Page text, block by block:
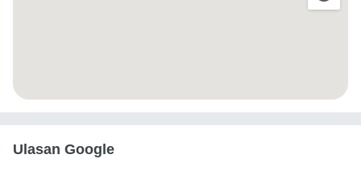
Ulasan Google